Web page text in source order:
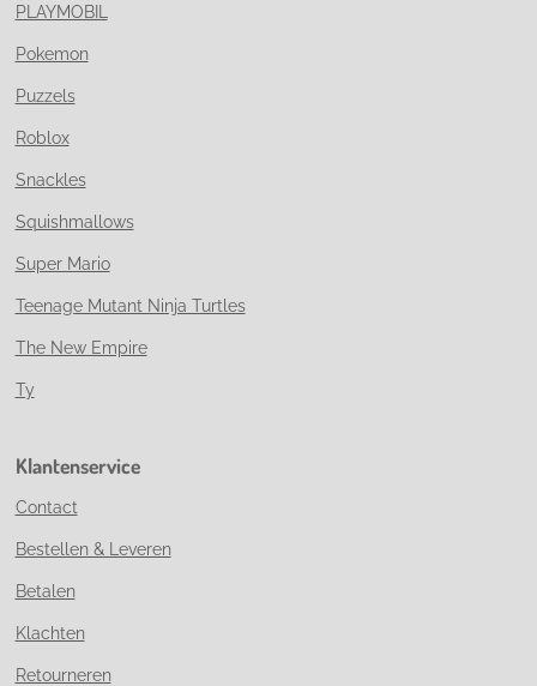
PLAYMOBIL
Pokemon
Puzzels
Roblox
Snackles
Squishmallows
Super Mario
Teenage Mutant Ninja Turtles
The New Empire
Ty
Klantenservice
Contact
Bestellen & Leveren
Betalen
Klachten
Retourneren